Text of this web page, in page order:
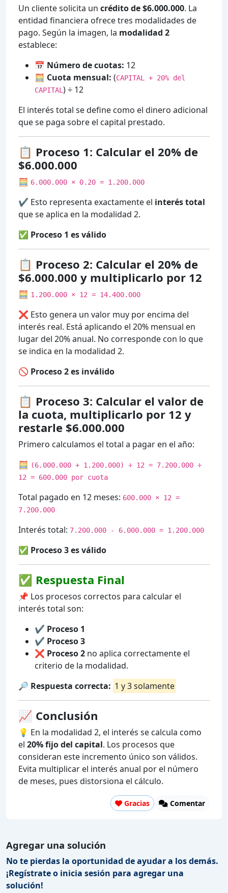
Un cliente solicita un crédito de $6.000.000. La
entidad financiera ofrece tres modalidades de
pago. Según la imagen, la modalidad 2
establece:
📅 Número de cuotas: 12
🧮 Cuota mensual: (CAPITAL + 20% del
CAPITAL) ÷ 12
El interés total se define como el dinero adicional
que se paga sobre el capital prestado.
📋 Proceso 1: Calcular el 20% de
$6.000.000
🧮 6.000.000 × 0.20 = 1.200.000
✔️ Esto representa exactamente el interés total
que se aplica en la modalidad 2.
✅ Proceso 1 es válido
📋 Proceso 2: Calcular el 20% de
$6.000.000 y multiplicarlo por 12
🧮 1.200.000 × 12 = 14.400.000
❌ Esto genera un valor muy por encima del
interés real. Está aplicando el 20% mensual en
lugar del 20% anual. No corresponde con lo que
se indica en la modalidad 2.
🚫 Proceso 2 es inválido
📋 Proceso 3: Calcular el valor de
la cuota, multiplicarlo por 12 y
restarle $6.000.000
Primero calculamos el total a pagar en el año:
🧮
(6.000.000 + 1.200.000) ÷ 12 = 7.200.000 ÷
12 = 600.000 por cuota
Total pagado en 12 meses: 600.000 × 12 =
7.200.000
Interés total: 7.200.000 - 6.000.000 = 1.200.000
✅ Proceso 3 es válido
✅ Respuesta Final
📌 Los procesos correctos para calcular el
interés total son:
✔️ Proceso 1
✔️ Proceso 3
❌ Proceso 2 no aplica correctamente el
criterio de la modalidad.
🔎 Respuesta correcta: 1 y 3 solamente
📈 Conclusión
💡 En la modalidad 2, el interés se calcula como
el 20% fijo del capital. Los procesos que
consideran este incremento único son válidos.
Evita multiplicar el interés anual por el número
de meses, pues distorsiona el cálculo.
Gracias Comentar
Agregar una solución
No te pierdas la oportunidad de ayudar a los demás.
¡Regístrate o inicia sesión para agregar una
solución!